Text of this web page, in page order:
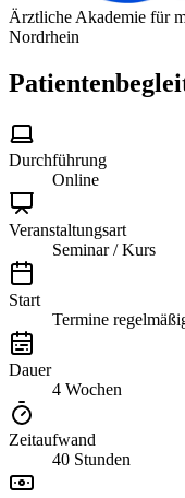
Ärztliche Akademie für
Nordrhein
Durchführung
Online
Veranstaltungsart
Seminar / Kurs
Start
Termine
Dauer
4 Wochen
Zeitaufwand
40 Stunden